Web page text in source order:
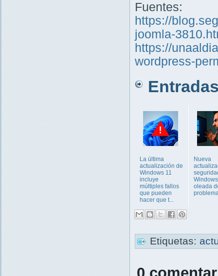
Fuentes:
https://
joomla-
https://
wordpress-
Entradas
La última
actualización de
Windows 11
incluye
múltiples fallos
que pueden
hacer que t...
Nueva
oleada
Etiquetas: